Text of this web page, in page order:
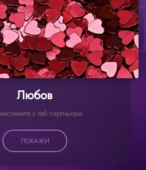
Любов
с теб партньори
ПОКАЖИ